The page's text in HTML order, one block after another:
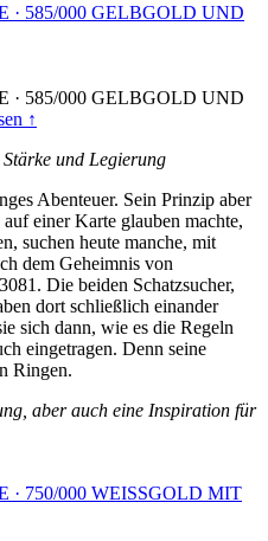
· 585/000 GELBGOLD UND
· 585/000 GELBGOLD UND
↑
und Legierung
Abenteuer. Sein Prinzip aber
einer Karte glauben machte,
suchen heute manche, mit
dem Geheimnis von
Die beiden Schatzsucher,
dort schließlich einander
sich dann, wie es die Regeln
eingetragen. Denn seine
Ringen.
aber auch eine Inspiration für
· 750/000 WEISSGOLD MIT